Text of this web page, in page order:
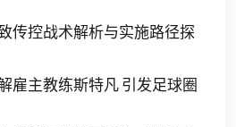
传控战术解析与实施路径探
雇主教练斯特凡 引发足球圈